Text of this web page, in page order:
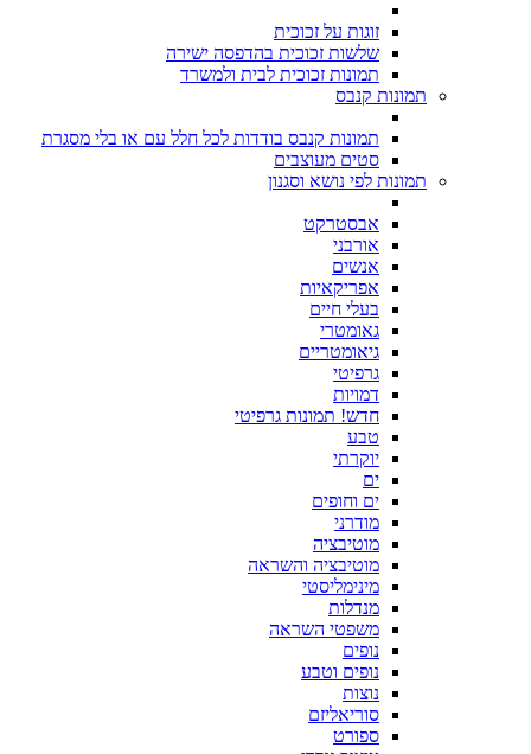
זוגות על זכוכית
שלשות זכוכית בהדפסה ישירה
תמונות זכוכית לבית ולמשרד
תמונות קנבס
תמונות קנבס בודדות לכל חלל עם או בלי מסגרת
סטים מעוצבים
תמונות לפי נושא וסגנון
אבסטרקט
אורבני
אנשים
אפריקאיות
בעלי חיים
גאומטרי
גיאומטריים
גרפיטי
דמויות
חדש! תמונות גרפיטי
טבע
יוקרתי
ים
ים וחופים
מודרני
מוטיבציה
מוטיבציה והשראה
מינימליסטי
מנדלות
משפטי השראה
נופים
נופים וטבע
נוצות
סוריאליזם
ספורט